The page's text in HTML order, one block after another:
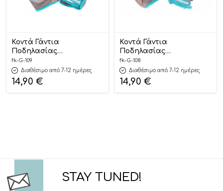
Κοντά Γάντια
Ποδηλασίας
Διαστημόπλοιο G-109 –
Fiko
fk-G-109
Διαθέσιμο από 7-12 ημέρες
14,90 €
Κοντά Γάντια
Ποδηλασίας
Δεινόσαυρος G-108 – Fiko
fk-G-108
Διαθέσιμο από 7-12 ημέρες
14,90 €
STAY TUNED!